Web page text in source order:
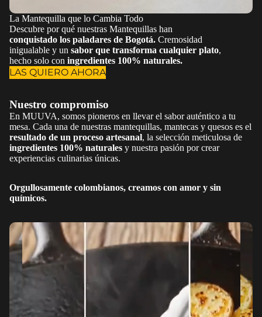
La Mantequilla que lo Cambia Todo
Descubre por qué nuestras Mantequillas han
conquistado los paladares de Bogotá. Cremosidad
inigualable y un sabor que transforma cualquier plato,
hecho solo con ingredientes 100% naturales.
LAS QUIERO AHORA
Nuestro compromiso
En MUUVA, somos pioneros en llevar el sabor auténtico a tu
mesa. Cada una de nuestras mantequillas, mantecas y quesos es el
resultado de un proceso artesanal, la selección meticulosa de
ingredientes 100% naturales y nuestra pasión por crear
experiencias culinarias únicas.
Orgullosamente colombianos, creamos con amor y sin
químicos.